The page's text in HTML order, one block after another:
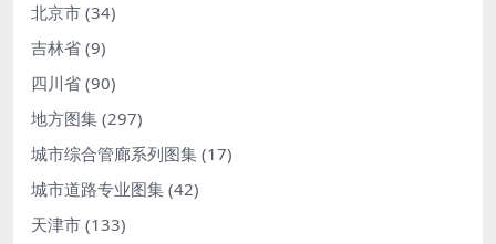
北京市 (34)
吉林省 (9)
四川省 (90)
地方图集 (297)
城市综合管廊系列图集 (17)
城市道路专业图集 (42)
天津市 (133)